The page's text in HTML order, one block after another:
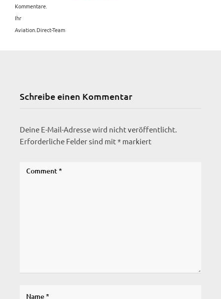
Kommentare.
Ihr
Aviation.Direct-Team
Schreibe einen Kommentar
Deine E-Mail-Adresse wird nicht veröffentlicht.
Erforderliche Felder sind mit* markiert